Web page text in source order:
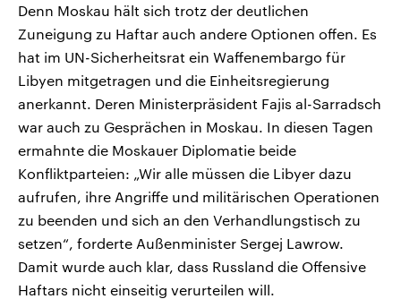
Denn Moskau hält sich trotz der deutlichen
Zuneigung zu Haftar auch andere Optionen offen. Es
hat im UN-Sicherheitsrat ein Waffenembargo für
Libyen mitgetragen und die Einheitsregierung
anerkannt. Deren Ministerpräsident Fajis al-Sarradsch
war auch zu Gesprächen in Moskau. In diesen Tagen
ermahnte die Moskauer Diplomatie beide
Konfliktparteien: „Wir alle müssen die Libyer dazu
aufrufen, ihre Angriffe und militärischen Operationen
zu beenden und sich an den Verhandlungstisch zu
setzen“, forderte Außenminister Sergej Lawrow.
Damit wurde auch klar, dass Russland die Offensive
Haftars nicht einseitig verurteilen will.